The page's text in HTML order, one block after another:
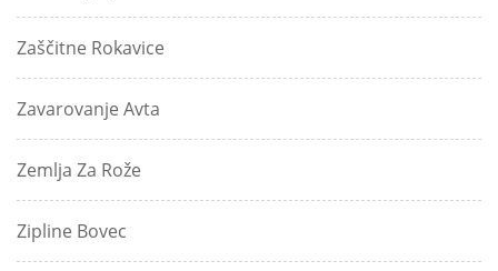
Zaščitne Rokavice
Zavarovanje Avta
Zemlja Za Rože
Zipline Bovec